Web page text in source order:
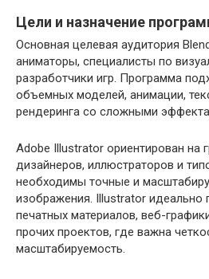
Цели и назначение
Основная целевая аудитория
аниматоры, специалисты по
разработчики игр. Программа
объемных моделей, анимации,
рендеринга со сложными
Adobe Illustrator ориентирован на
дизайнеров, иллюстраторов и
необходимы точные и
изображения. Illustrator идеально
печатных материалов, веб-
прочих проектов, где важна
масштабируемость.